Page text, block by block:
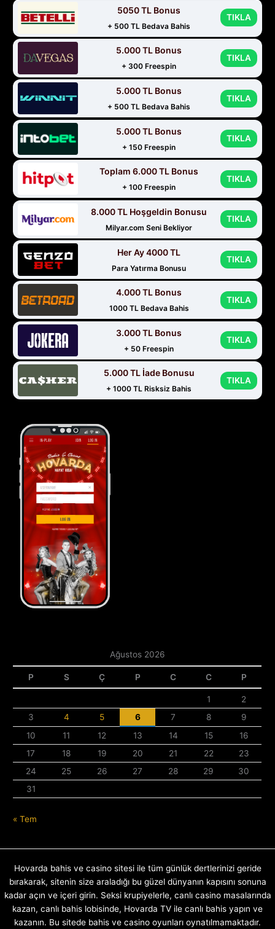
5050 TL Bonus
+ 500 TL Bedava Bahis
TIKLA
5.000 TL Bonus
+ 300 Freespin
TIKLA
5.000 TL Bonus
+ 500 TL Bedava Bahis
TIKLA
5.000 TL Bonus
+ 150 Freespin
TIKLA
Toplam 6.000 TL Bonus
+ 100 Freespin
TIKLA
8.000 TL Hoşgeldin Bonusu
Milyar.com Seni Bekliyor
TIKLA
Her Ay 4000 TL
Para Yatırma Bonusu
TIKLA
4.000 TL Bonus
1000 TL Bedava Bahis
TIKLA
3.000 TL Bonus
+ 50 Freespin
TIKLA
5.000 TL İade Bonusu
+ 1000 TL Risksiz Bahis
TIKLA
Ağustos 2026
P S Ç P C C P
1
2
3
4 5 6 7 8
9
10
11 12 13 14 15
16
17
18 19 20 21 22
23
24
25 26 27 28 29
30
31
« Tem
Hovarda bahis ve casino sitesi ile tüm günlük dertlerinizi geride
bırakarak, sitenin size araladığı bu güzel dünyanın kapısını sonuna
kadar açın ve içeri girin. Seksi krupiyelerle, canlı casino masalarında
kazan, canlı bahis lobisinde, Hovarda TV ile canlı bahis yapın ve
kazanın. Bu sitede bahis ve casino oyunları oynatılmamaktadır.